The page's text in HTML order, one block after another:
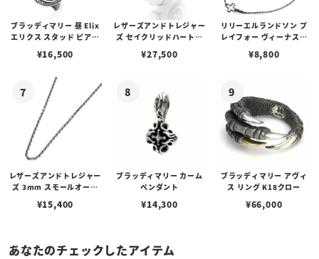
ブラッディマリー 昼 Elix
エリクス スタッド ピアス
¥16,500
レザーズアンドトレジャー
ズ セイクリッドハートピ
¥27,500
リリーエルランドソン プ
レイフォー ヴィーナスチ
¥8,800
レザーズアンドトレジャー
ズ 3mm スモールオーバ
ブスタークラスプ＆LTロ
¥15,400
ブラッディマリー カーム
ペンダント
¥14,300
ブラッディマリー アヴィ
ス リング K18クロー
¥66,000
あなたのチェックしたアイテム